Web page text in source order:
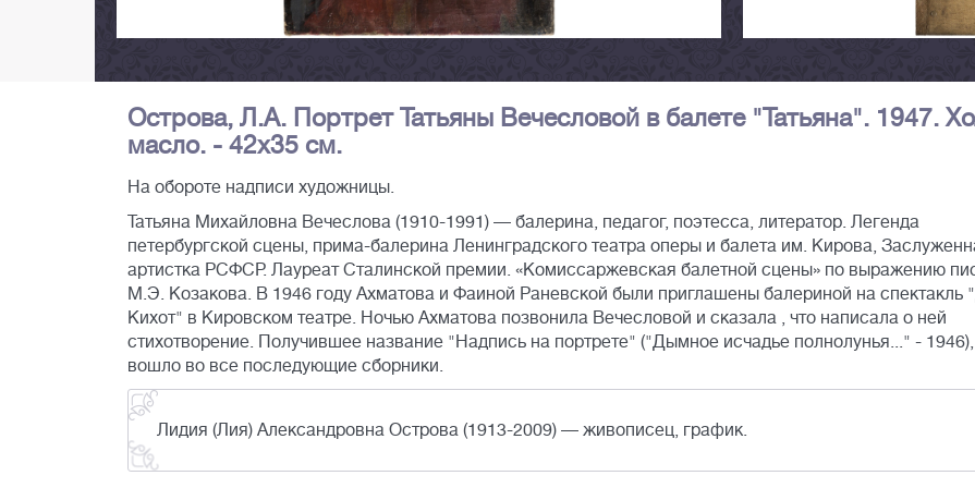
Острова, Л.А. Портрет Татьяны Вечесловой в балете "Татьяна". 1947.
масло. - 42х35 см.
На обороте надписи художницы.
Татьяна Михайловна Вечеслова (1910-1991) — балерина, педагог, поэтесса, литератор. Легенда
петербургской сцены, прима-балерина Ленинградского театра оперы и балета им. Кирова,
артистка РСФСР. Лауреат Сталинской премии. «Комиссаржевская балетной сцены» по выражению
М.Э. Козакова. В 1946 году Ахматова и Фаиной Раневской были приглашены балериной на спектакль
Кихот" в Кировском театре. Ночью Ахматова позвонила Вечесловой и сказала , что написала о ней
стихотворение. Получившее название "Надпись на портрете" ("Дымное исчадье полнолунья..." -
вошло во все последующие сборники.
Лидия (Лия) Александровна Острова (1913-2009) — живописец, график.